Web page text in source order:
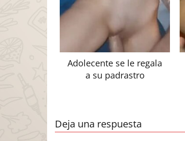
Adolecente se le regala
a su padrastro
Deja una respuesta